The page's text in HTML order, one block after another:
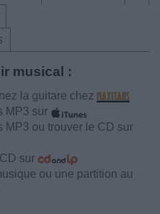
musical :
la guitare chez
MP3 sur
MP3 ou trouver le CD sur
sur
ou une partition au